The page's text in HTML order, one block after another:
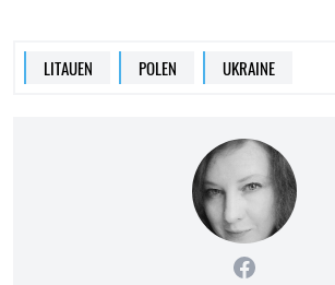
LITAUEN POLEN UKRAINE